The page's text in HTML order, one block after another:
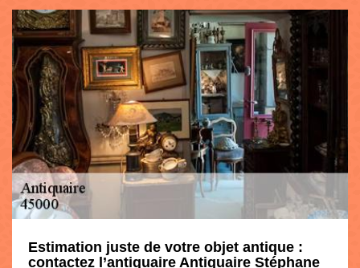
Estimation juste de votre objet antique :
contactez l’antiquaire Antiquaire Stéphane